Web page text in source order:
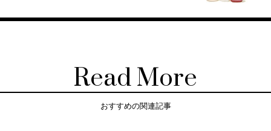
Read More
おすすめの関連記事